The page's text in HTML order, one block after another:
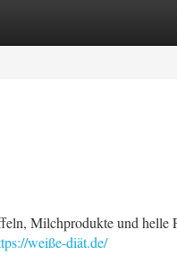
Milchprodukte und helle
weiße-diät.de/